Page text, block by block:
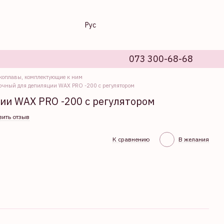
Рус
073 300-68-68
комплектующие к ним
для депиляции WAX PRO -200 с регулятором
WAX PRO -200 с регулятором
отзыв
К сравнению В желания